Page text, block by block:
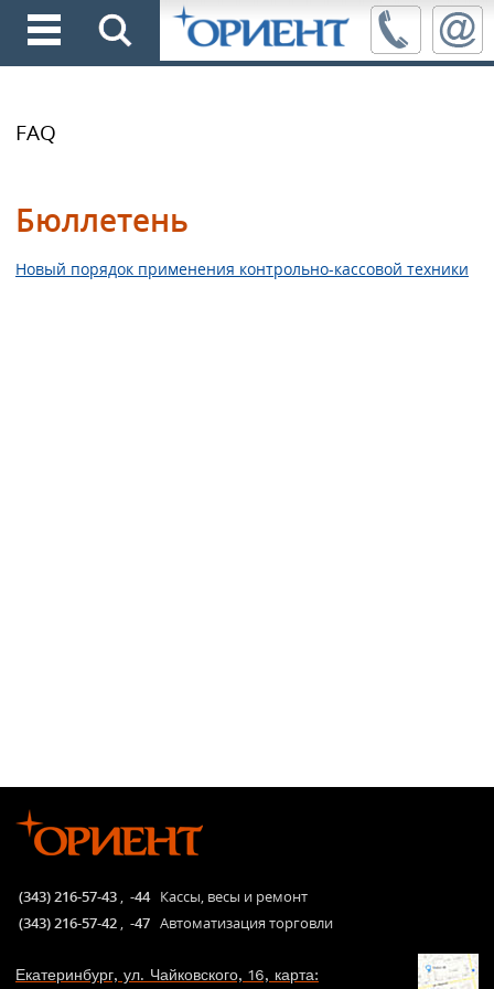
FAQ
Бюллетень
Новый порядок применения контрольно-кассовой техники
(343) 216-57-43 , -44 Кассы, весы и ремонт
(343) 216-57-42 , -47 Автоматизация торговли
Екатеринбург, ул. Чайковского, 16, карта: